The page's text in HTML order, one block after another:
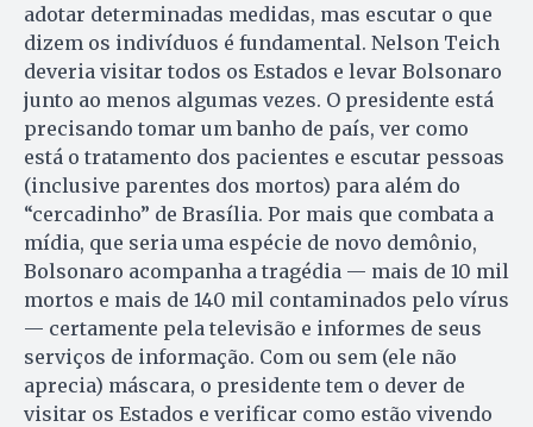
adotar determinadas medidas, mas escutar o que
dizem os indivíduos é fundamental. Nelson Teich
deveria visitar todos os Estados e levar Bolsonaro
junto ao menos algumas vezes. O presidente está
precisando tomar um banho de país, ver como
está o tratamento dos pacientes e escutar pessoas
(inclusive parentes dos mortos) para além do
“cercadinho” de Brasília. Por mais que combata a
mídia, que seria uma espécie de novo demônio,
Bolsonaro acompanha a tragédia — mais de 10 mil
mortos e mais de 140 mil contaminados pelo vírus
— certamente pela televisão e informes de seus
serviços de informação. Com ou sem (ele não
aprecia) máscara, o presidente tem o dever de
visitar os Estados e verificar como estão vivendo